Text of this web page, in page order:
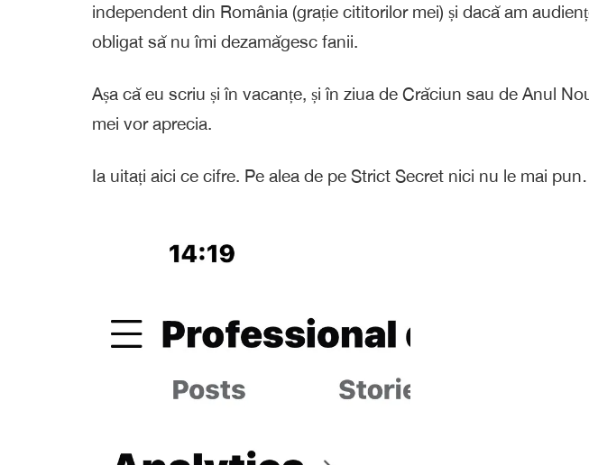
independent din România (grație cititorilor mei) și dacă am
obligat să nu îmi dezamăgesc fanii.
Așa că eu scriu și în vacanțe, și în ziua de Crăciun sau de Anul
mei vor aprecia.
Ia uitați aici ce cifre. Pe alea de pe Strict Secret nici nu le mai